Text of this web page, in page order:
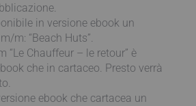
in versione ebook un
m: “Beach Huts”.
“Le Chauffeur – le retour” è
che in cartaceo. Presto verrà
ebook che cartacea un